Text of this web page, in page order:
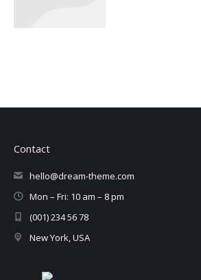
Contact
hello@dream-theme.com
Mon – Fri: 10 am – 8 pm
(001) 234 56 78
New York, USA